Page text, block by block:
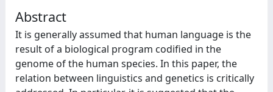
Abstract
It is generally assumed that human language is the
result of a biological program codified in the
genome of the human species. In this paper, the
relation between linguistics and genetics is critically